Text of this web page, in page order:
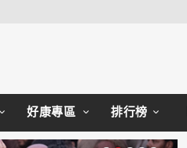
好康專區 排行榜